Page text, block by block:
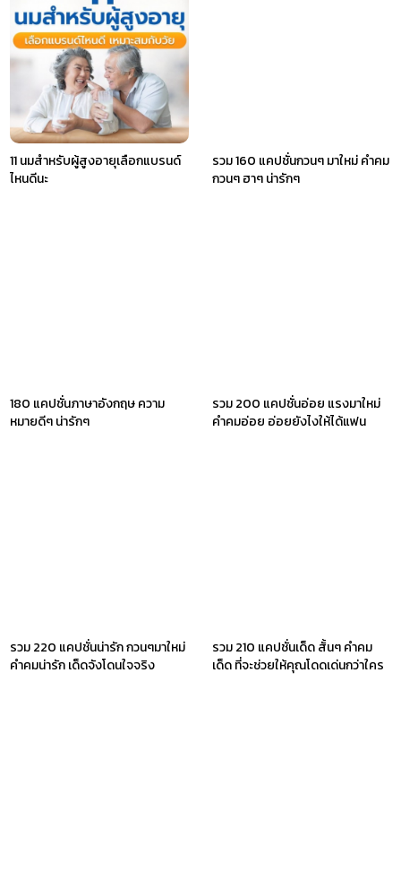
11 นมสำหรับผู้สูงอายุเลือกแบรนด์
ไหนดีนะ
รวม 160 แคปชั่นกวนๆ มาใหม่ คําคม
กวนๆ ฮาๆ น่ารักๆ
180 แคปชั่นภาษาอังกฤษ ความ
หมายดีๆ น่ารักๆ
รวม 200 แคปชั่นอ่อย แรงมาใหม่
คำคมอ่อย อ่อยยังไงให้ได้แฟน
รวม 220 แคปชั่นน่ารัก กวนๆมาใหม่
คำคมน่ารัก เด็ดจังโดนใจจริง
รวม 210 แคปชั่นเด็ด สั้นๆ คำคม
เด็ด ที่จะช่วยให้คุณโดดเด่นกว่าใคร